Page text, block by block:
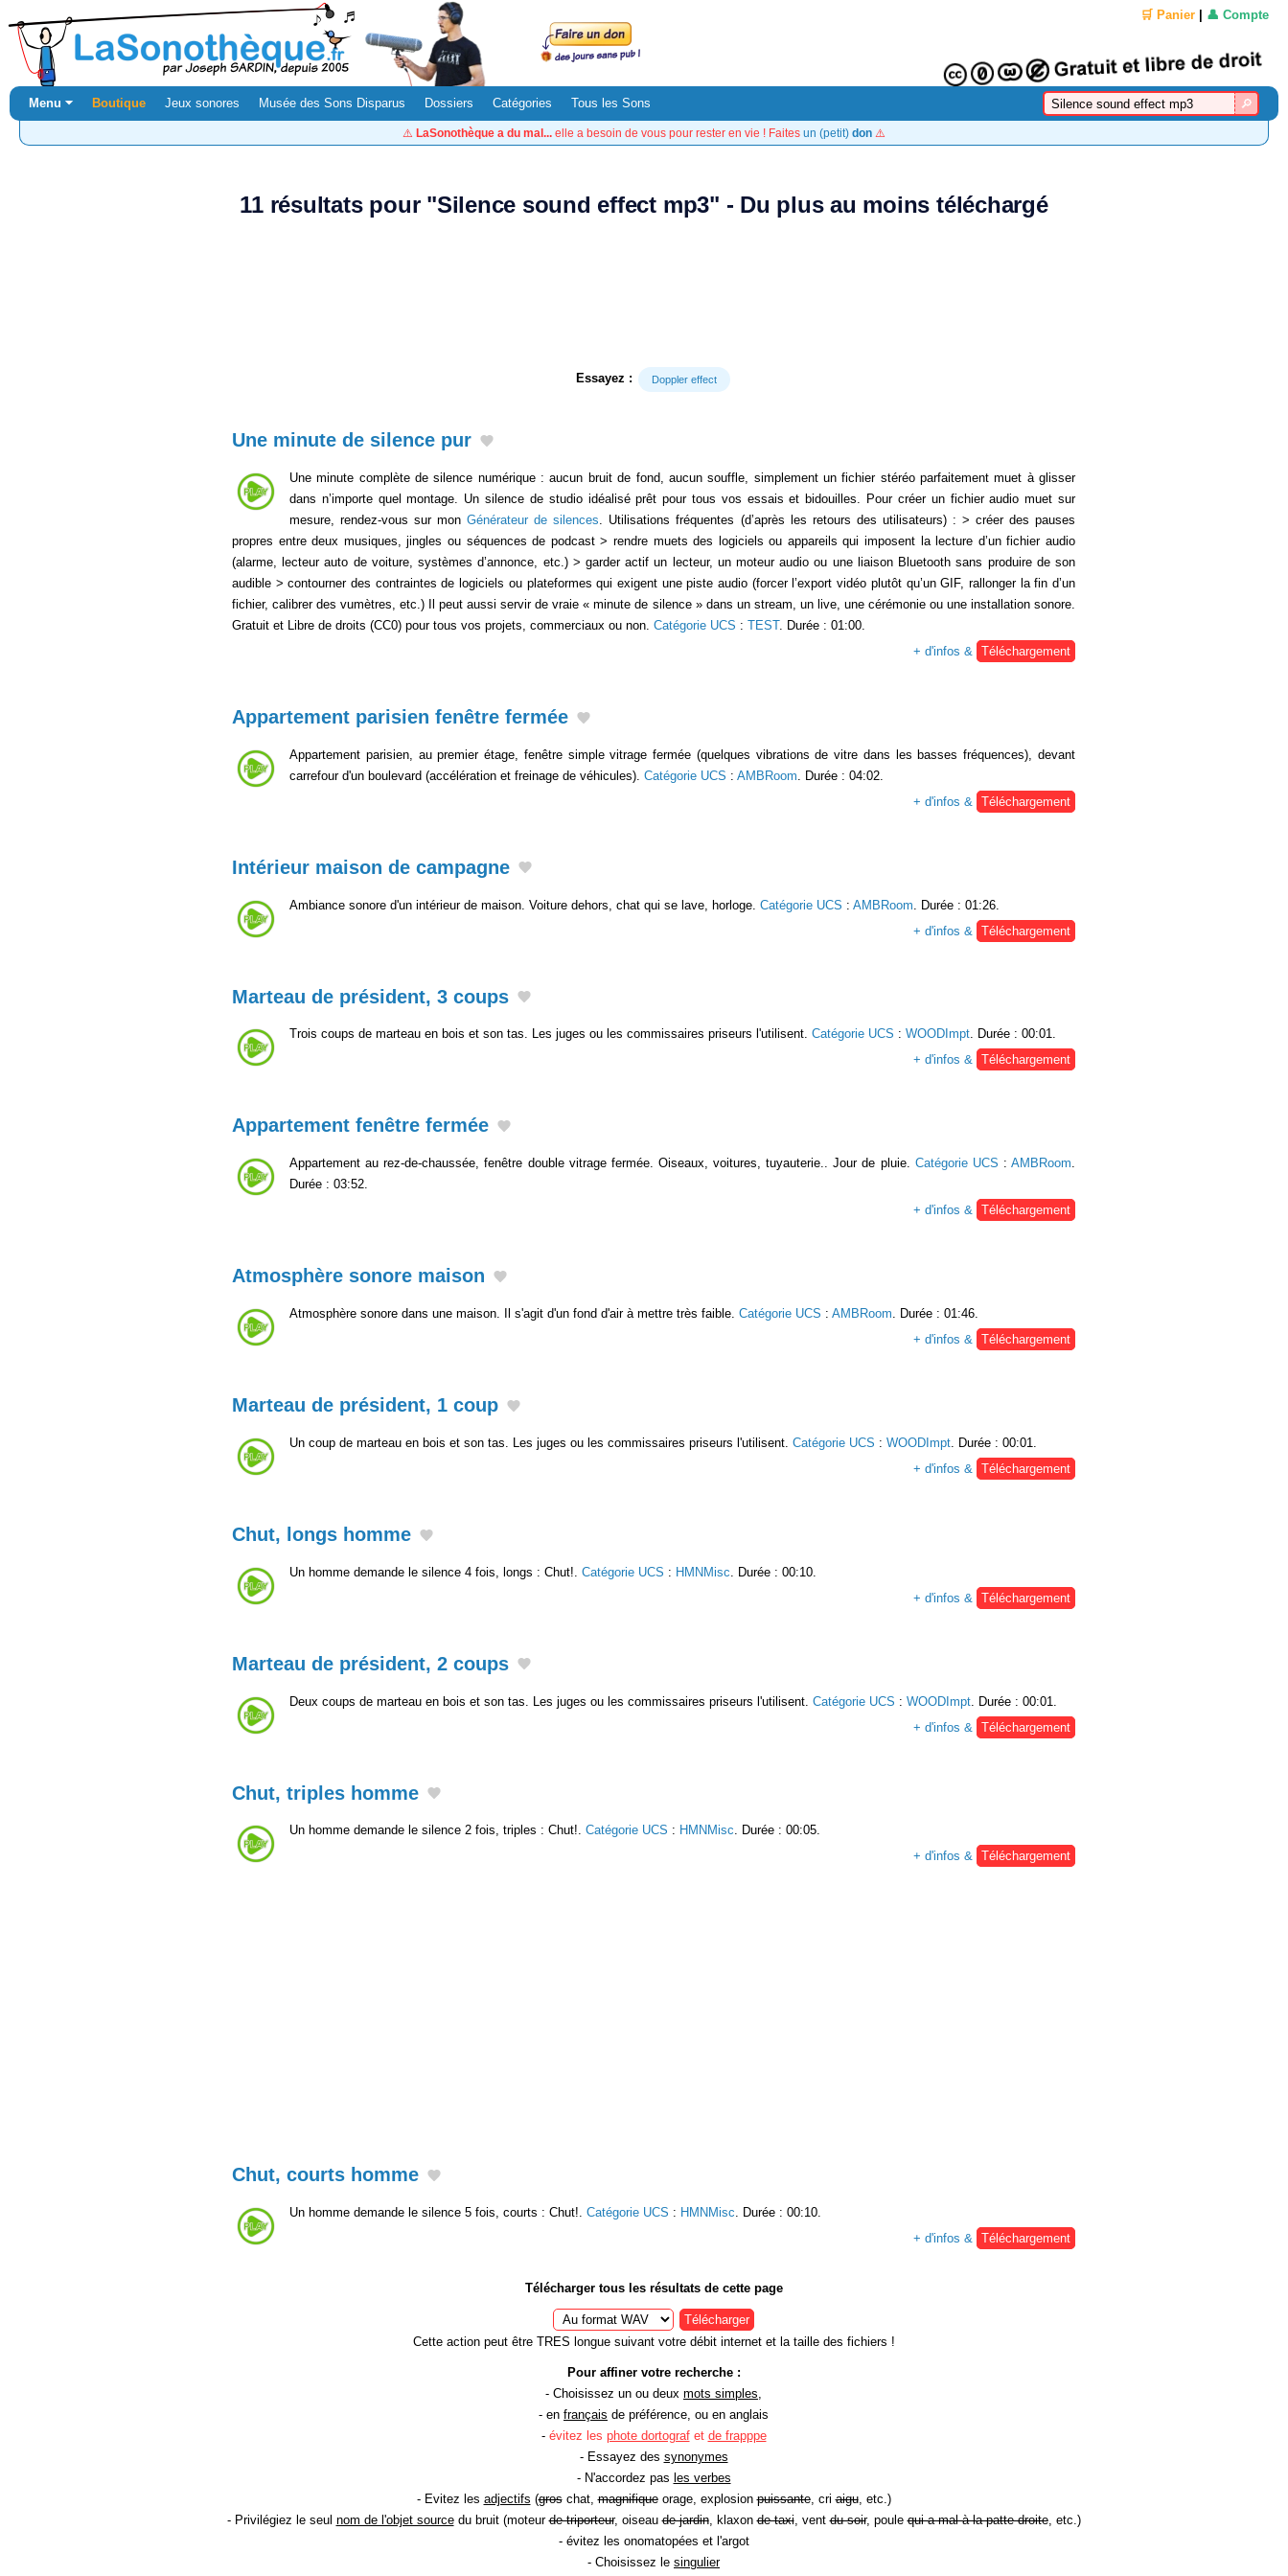
🛒 Panier 👤 Compte
Menu ⏷ Boutique Jeux sonores Musée des Sons Disparus Dossiers Catégories Tous les Sons
⚠️ LaSonothèque a du mal... elle a besoin de vous pour rester en vie ! Faites un (petit) don ⚠️
11 résultats pour "Silence sound effect mp3" - Du plus au moins téléchargé
Essayez : Doppler effect
Une minute de silence pur
Une minute complète de silence numérique : aucun bruit de fond, aucun souffle, simplement un fichier stéréo parfaitement muet à glisser
dans n’importe quel montage. Un silence de studio idéalisé prêt pour tous vos essais et bidouilles. Pour créer un fichier audio muet sur
mesure, rendez-vous sur monGénérateur de silences . Utilisations fréquentes (d’après les retours des utilisateurs) : > créer des pauses
propres entre deux musiques, jingles ou séquences de podcast > rendre muets des logiciels ou appareils qui imposent la lecture d’un fichier audio
(alarme, lecteur auto de voiture, systèmes d’annonce, etc.) > garder actif un lecteur, un moteur audio ou une liaison Bluetooth sans produire de son
audible > contourner des contraintes de logiciels ou plateformes qui exigent une piste audio (forcer l’export vidéo plutôt qu’un GIF, rallonger la fin d’un
fichier, calibrer des vumètres, etc.) Il peut aussi servir de vraie « minute de silence » dans un stream, un live, une cérémonie ou une installation sonore.
Gratuit et Libre de droits (CC0) pour tous vos projets, commerciaux ou non. Catégorie UCS : TEST. Durée : 01:00.
+ d'infos &
Téléchargement
Appartement parisien fenêtre fermée
Appartement parisien, au premier étage, fenêtre simple vitrage fermée (quelques vibrations de vitre dans les basses fréquences), devant
carrefour d'un boulevard (accélération et freinage de véhicules). Catégorie UCS : AMBRoom . Durée : 04:02.
+ d'infos &
Téléchargement
Intérieur maison de campagne
Ambiance sonore d'un intérieur de maison. Voiture dehors, chat qui se lave, horloge. Catégorie UCS : AMBRoom . Durée : 01:26.
+ d'infos &
Téléchargement
Marteau de président, 3 coups
Trois coups de marteau en bois et son tas. Les juges ou les commissaires priseurs l'utilisent. Catégorie UCS : WOODImpt. Durée : 00:01.
+ d'infos & Téléchargement
Appartement fenêtre fermée
Appartement au rez-de-chaussée, fenêtre double vitrage fermée. Oiseaux, voitures, tuyauterie.. Jour de pluie. Catégorie UCS : AMBRoom.
Durée : 03:52.
+ d'infos & Téléchargement
Atmosphère sonore maison
Atmosphère sonore dans une maison. Il s'agit d'un fond d'air à mettre très faible. Catégorie UCS : AMBRoom. Durée : 01:46.
+ d'infos & Téléchargement
Marteau de président, 1 coup
Un coup de marteau en bois et son tas. Les juges ou les commissaires priseurs l'utilisent. Catégorie UCS : WOODImpt . Durée : 00:01.
+ d'infos &
Téléchargement
Chut, longs homme
Un homme demande le silence 4 fois, longs : Chut!. Catégorie UCS : HMNMisc . Durée : 00:10.
+ d'infos &
Téléchargement
Marteau de président, 2 coups
Deux coups de marteau en bois et son tas. Les juges ou les commissaires priseurs l'utilisent. Catégorie UCS : WOODImpt . Durée : 00:01.
+ d'infos &
Téléchargement
Chut, triples homme
Un homme demande le silence 2 fois, triples : Chut!. Catégorie UCS : HMNMisc. Durée : 00:05.
+ d'infos & Téléchargement
Chut, courts homme
Un homme demande le silence 5 fois, courts : Chut!. Catégorie UCS : HMNMisc. Durée : 00:10.
+ d'infos & Téléchargement
Télécharger tous les résultats de cette page
Télécharger
Cette action peut être TRES longue suivant votre débit internet et la taille des fichiers !
Pour affiner votre recherche :
- Choisissez un ou deux mots simples,
- en français de préférence, ou en anglais
- évitez les phote dortografet de frapppe
- Essayez des synonymes
- N'accordez pas les verbes
- Evitez les adjectifs (groschat,magnifiqueorage, explosionpuissante, criaigu, etc.)
- Privilégiez le seul nom de l'objet sourcedu bruit (moteurde triporteur, oiseaude jardin, klaxonde taxi, ventdu soir, poulequi a mal à la patte droite, etc.)
- évitez les onomatopées et l'argot
- Choisissez le singulier